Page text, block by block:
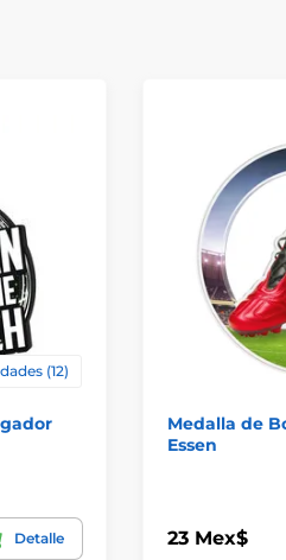
(12)
Detalle
Medalla de
Essen
23 Mex$